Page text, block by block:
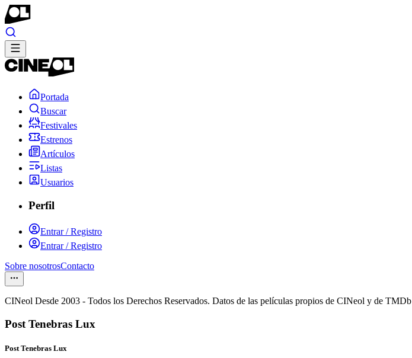
Portada
Buscar
Festivales
Estrenos
Artículos
Listas
Usuarios
Perfil
Entrar / Registro
Entrar / Registro
Sobre nosotrosContacto
CINeol Desde 2003 - Todos los Derechos Reservados. Datos de las películas propios de CINeol y de TMDb
Post Tenebras Lux
Post Tenebras Lux